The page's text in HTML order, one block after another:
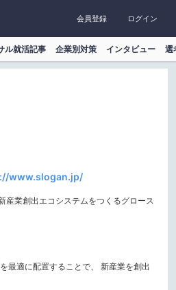
会員登録 ログイン
ル就活記事 企業別対策 インタビュー 選
www.slogan.jp/
産業創出エコシステムをつくるグロース
最適に配置することで、
新産業を創出